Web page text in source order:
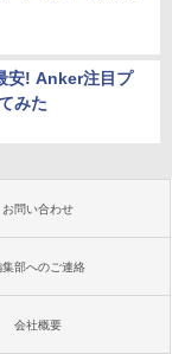
安! Anker注目プ
みた
お問い合わせ
集部へのご連絡
会社概要